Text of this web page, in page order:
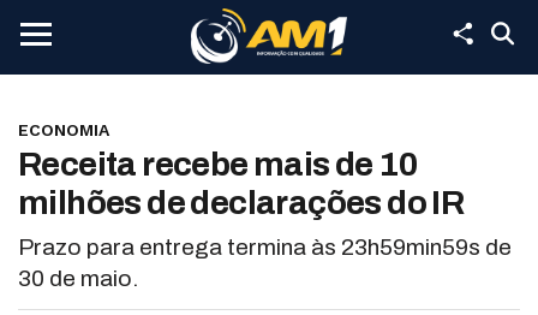
ECONOMIA
Receita recebe mais de 10
milhões de declarações do IR
Prazo para entrega termina às 23h59min59s de
30 de maio.